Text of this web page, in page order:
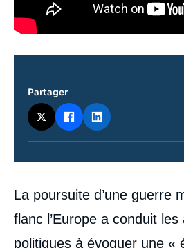
Contenu
intervention
médiatique
La poursuite d’une guerre
flanc l’Europe a conduit les
politiques à évoquer une «
Partager